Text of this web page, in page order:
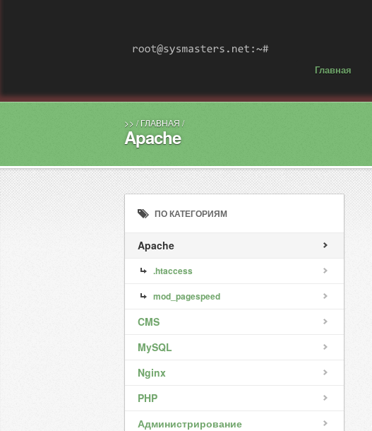
Главная
>> /ГЛАВНАЯ /
Apache
ПО КАТЕГОРИЯМ
Apache
.htaccess
mod_pagespeed
CMS
MySQL
Nginx
PHP
Администрирование